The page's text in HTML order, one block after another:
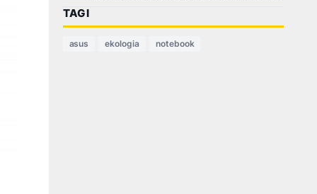
TAGI
asus ekologia notebook